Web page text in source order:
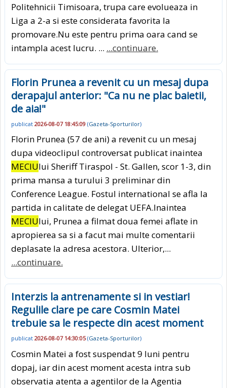
Politehnicii Timisoara, trupa care evolueaza in
Liga a 2-a si este considerata favorita la
promovare.Nu este pentru prima oara cand se
intampla acest lucru. ... ...continuare.
Florin Prunea a revenit cu un mesaj dupa
derapajul anterior: "Ca nu ne plac baietii,
de aia!"
publicat 2026-08-07 18:45:09 (Gazeta-Sporturilor)
Florin Prunea (57 de ani) a revenit cu un mesaj
dupa videoclipul controversat publicat inaintea
MECIUlui Sheriff Tiraspol - St. Gallen, scor 1-3, din
prima mansa a turului 3 preliminar din
Conference League. Fostul international se afla la
partida in calitate de delegat UEFA.Inaintea
MECIUlui, Prunea a filmat doua femei aflate in
apropierea sa si a facut mai multe comentarii
deplasate la adresa acestora. Ulterior,...
...continuare.
Interzis la antrenamente si in vestiar!
Regulile clare pe care Cosmin Matei
trebuie sa le respecte din acest moment
publicat 2026-08-07 14:30:05(Gazeta-Sporturilor)
Cosmin Matei a fost suspendat 9 luni pentru
dopaj, iar din acest moment acesta intra sub
observatia atenta a agentilor de la Agentia